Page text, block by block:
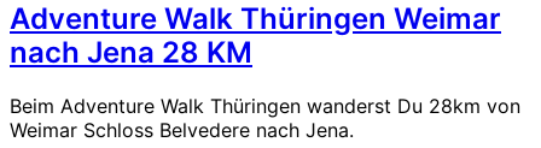
Adventure Walk Thüringen Weimar
nach Jena 28 KM
Beim Adventure Walk Thüringen wanderst Du 28km von
Weimar Schloss Belvedere nach Jena.